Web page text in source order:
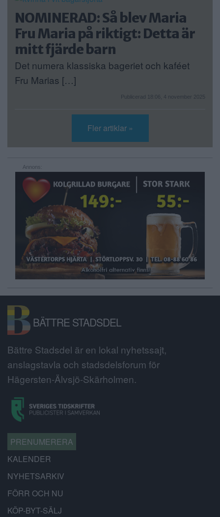
NOMINERAD: Så blev Maria
Fru Maria på riktigt: Detta är
mitt fjärde barn
Det numera klassiska bageriet och kaféet
Fru Marias […]
Publicerad 18:06, 4 november 2025
Fler artiklar »
Annons:
BÄTTRE STADSDEL
Bättre Stadsdel är en lokal nyhetssajt,
anslagstavla och stadsdelsforum för
Hägersten-Älvsjö-Skärholmen.
PRENUMERERA
KALENDER
NYHETSARKIV
FÖRR OCH NU
KÖP-BYT-SÄLJ